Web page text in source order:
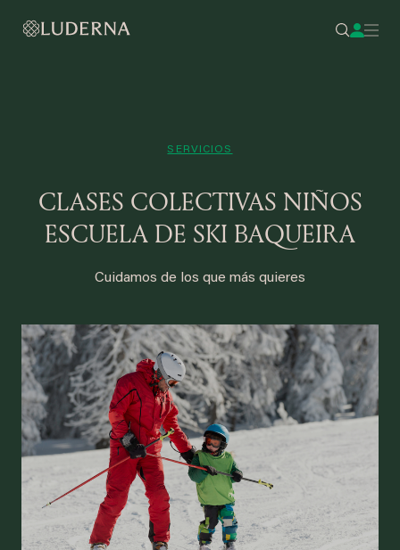
SERVICIOS
CLASES COLECTIVAS NIÑOS
ESCUELA DE SKI BAQUEIRA
Cuidamos de los que más quieres